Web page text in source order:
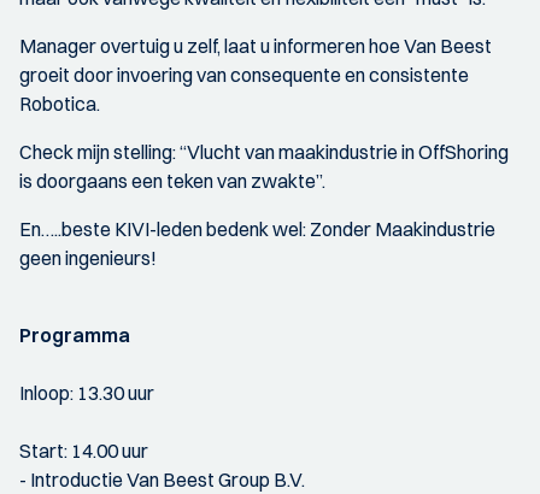
Manager overtuig u zelf, laat u informeren hoe Van Beest
groeit door invoering van consequente en consistente
Robotica.
Check mijn stelling: “Vlucht van maakindustrie in OffShoring
is doorgaans een teken van zwakte”.
En…..beste KIVI-leden bedenk wel: Zonder Maakindustrie
geen ingenieurs!
Programma
Inloop: 13.30 uur
Start: 14.00 uur
- Introductie Van Beest Group B.V.